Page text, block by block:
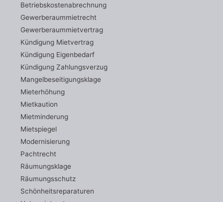
Betriebskostenabrechnung
Gewerberaummietrecht
Gewerberaummietvertrag
Kündigung Mietvertrag
Kündigung Eigenbedarf
Kündigung Zahlungsverzug
Mangelbeseitigungsklage
Mieterhöhung
Mietkaution
Mietminderung
Mietspiegel
Modernisierung
Pachtrecht
Räumungsklage
Räumungsschutz
Schönheitsreparaturen